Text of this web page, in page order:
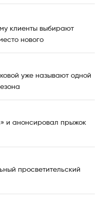
клиенты выбирают
нового
уже называют одной
и анонсировал прыжок
просветительский